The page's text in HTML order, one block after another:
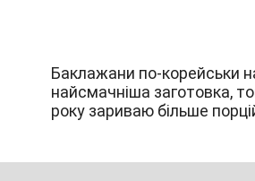
Баклажани по-корейськи
найсмачніша заготовка,
року зариваю більше